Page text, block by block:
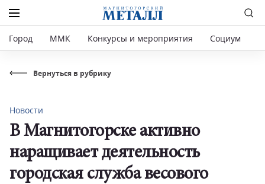
Город ММК Конкурсы и мероприятия Социум
Вернуться в рубрику
Новости
В Магнитогорске активно
наращивает деятельность
городская служба весового